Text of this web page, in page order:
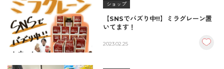
ショップ
【SNSでバズり中!!】ミラグレーン置
いてます！
2023.02.25